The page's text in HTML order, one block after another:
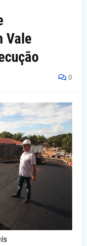
Vale
0